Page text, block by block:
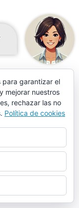
para garantizar el
mejorar nuestros
rechazar las no
Política de cookies